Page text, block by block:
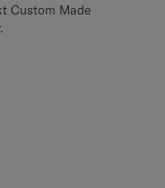
Custom Made